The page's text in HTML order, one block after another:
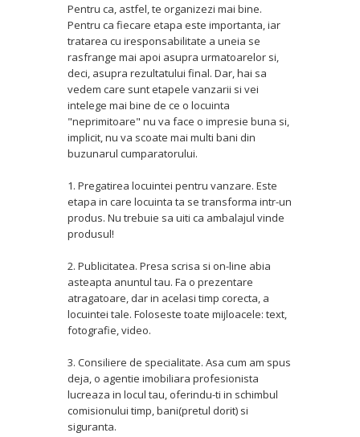
Pentru ca, astfel, te organizezi mai bine.
Pentru ca fiecare etapa este importanta, iar
tratarea cu iresponsabilitate a uneia se
rasfrange mai apoi asupra urmatoarelor si,
deci, asupra rezultatului final. Dar, hai sa
vedem care sunt etapele vanzarii si vei
intelege mai bine de ce o locuinta
"neprimitoare" nu va face o impresie buna si,
implicit, nu va scoate mai multi bani din
buzunarul cumparatorului.
1. Pregatirea locuintei pentru vanzare. Este
etapa in care locuinta ta se transforma intr-un
produs. Nu trebuie sa uiti ca ambalajul vinde
produsul!
2. Publicitatea. Presa scrisa si on-line abia
asteapta anuntul tau. Fa o prezentare
atragatoare, dar in acelasi timp corecta, a
locuintei tale. Foloseste toate mijloacele: text,
fotografie, video.
3. Consiliere de specialitate. Asa cum am spus
deja, o agentie imobiliara profesionista
lucreaza in locul tau, oferindu-ti in schimbul
comisionului timp, bani(pretul dorit) si
siguranta.